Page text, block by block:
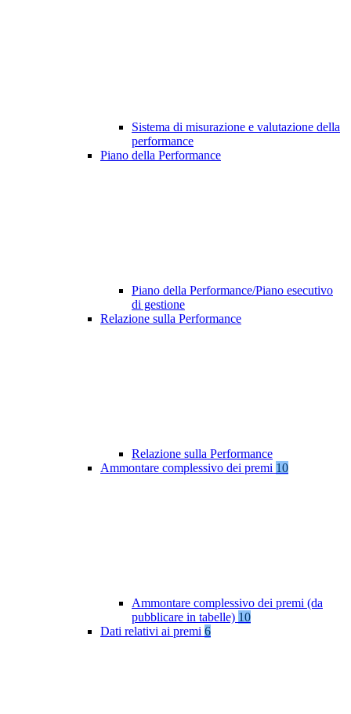
Sistema di misurazione e valutazione della
performance
Piano della Performance
Piano della Performance/Piano esecutivo
di gestione
Relazione sulla Performance
Relazione sulla Performance
Ammontare complessivo dei premi 10
Ammontare complessivo dei premi (da
pubblicare in tabelle) 10
Dati relativi ai premi 6